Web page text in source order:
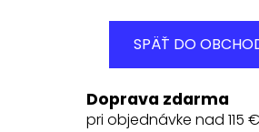
SPÄŤ DO
Doprava zdarma
pri objednávke nad 115 €